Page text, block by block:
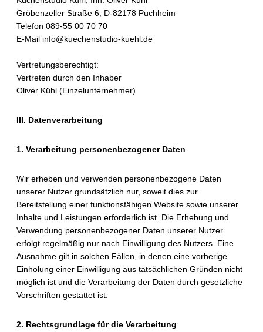
Gröbenzeller Straße 6, D-82178 Puchheim
Telefon 089-55 00 70 70
E-Mail info@kuechenstudio-kuehl.de
Vertretungsberechtigt:
Vertreten durch den Inhaber
Oliver Kühl (Einzelunternehmer)
III. Datenverarbeitung
1. Verarbeitung personenbezogener Daten
Wir erheben und verwenden personenbezogene Daten
unserer Nutzer grundsätzlich nur, soweit dies zur
Bereitstellung einer funktionsfähigen Website sowie unserer
Inhalte und Leistungen erforderlich ist. Die Erhebung und
Verwendung personenbezogener Daten unserer Nutzer
erfolgt regelmäßig nur nach Einwilligung des Nutzers. Eine
Ausnahme gilt in solchen Fällen, in denen eine vorherige
Einholung einer Einwilligung aus tatsächlichen Gründen nicht
möglich ist und die Verarbeitung der Daten durch gesetzliche
Vorschriften gestattet ist.
2. Rechtsgrundlage für die Verarbeitung